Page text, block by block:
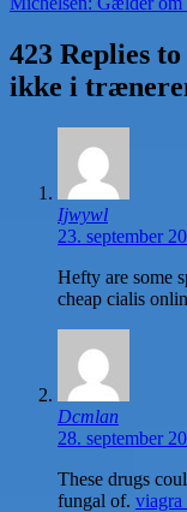
423 Replies
ikke i
Ijwywl
23. september
Hefty are some
cheap cialis
Dcmlan
28. september
These drugs
fungal of. viagra